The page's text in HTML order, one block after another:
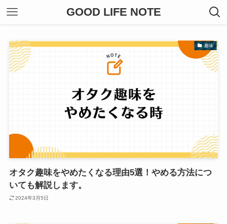
GOOD LIFE NOTE
趣味
オタク趣味をやめたくなる理由5選！やめる方法につ
いても解説します。
2024年3月5日